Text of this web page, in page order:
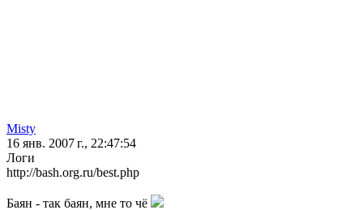
Misty
16 янв. 2007 г., 22:47:54
Логи
http://bash.org.ru/best.php
Баян - так баян, мне то чё